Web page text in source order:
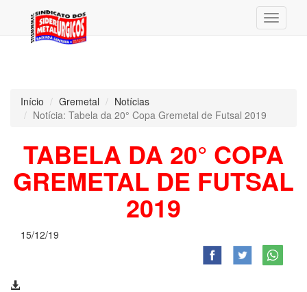
Menu
Início Gremetal
Notícias
Notícia: Tabela da 20° Copa Gremetal de Futsal 2019
TABELA DA 20° COPA
GREMETAL DE FUTSAL
2019
15/12/19